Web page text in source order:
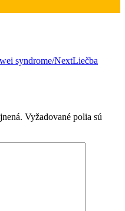
syndrome/NextLiečba
Vyžadované polia sú